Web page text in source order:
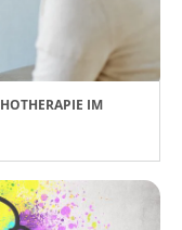
IM